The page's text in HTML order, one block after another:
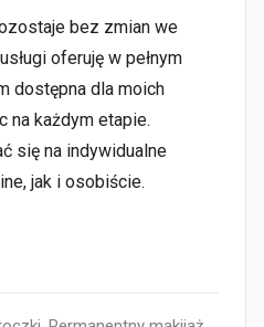
bez zmian we
oferuję w pełnym
dostępna dla moich
na każdym etapie.
się na indywidualne
jak i osobiście.